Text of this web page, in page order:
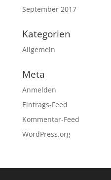
September 2017
Kategorien
Allgemein
Meta
Anmelden
Eintrags-Feed
Kommentar-Feed
WordPress.org